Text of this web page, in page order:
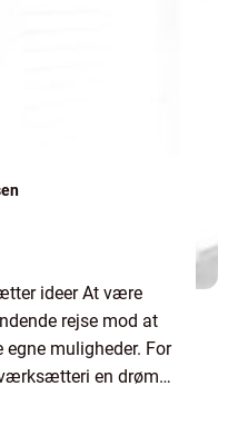
ideer At være
rejse mod at
egne muligheder. For
en drøm,